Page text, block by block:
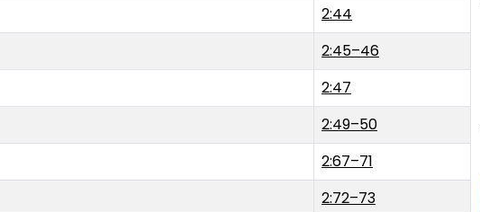
2:44
2:45–46
2:47
2:49–50
2:67–71
2:72–73